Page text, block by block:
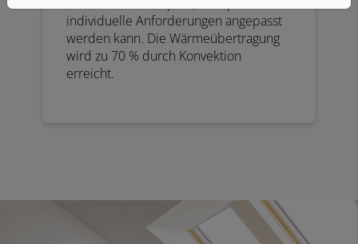
individuelle Anforderungen angepasst
werden kann. Die Wärmeübertragung
wird zu 70 % durch Konvektion
erreicht.